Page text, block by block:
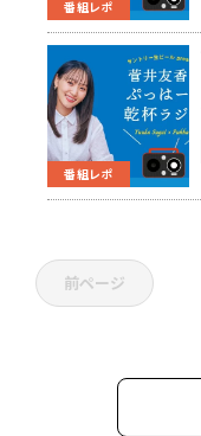
番組レポ
番組レポ
前ページ